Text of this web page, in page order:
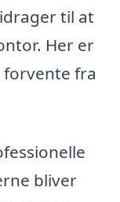
til at
Her er
forvente fra
bliver